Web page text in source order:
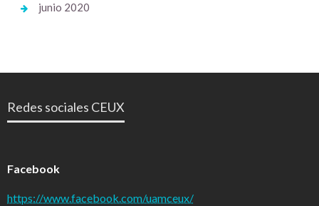
junio 2020
Redes sociales CEUX
Facebook
https://www.facebook.com/uamceux/